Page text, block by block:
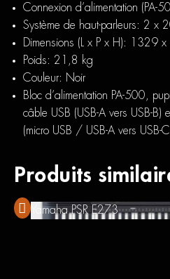
Connexion d’alimentation (PA-
Système de haut-parleurs: 2
Dimensions (L x P x H): 1329
Poids: 21,8 kg
Couleur: Noir
Bloc d’alimentation PA-500,
câble USB (USB-A vers USB-B)
(micro USB / USB-A vers USB-
Produits
Yamaha PSR E273